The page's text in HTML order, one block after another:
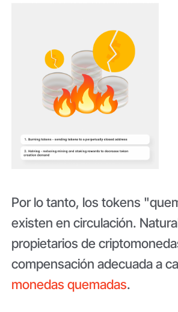
Por lo tanto, los tokens
existen en circulación.
propietarios de
compensación adecuada a
monedas quemadas.